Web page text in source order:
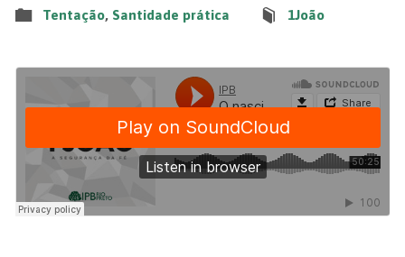
Tentação, Santidade prática 1João